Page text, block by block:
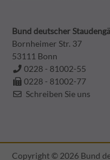
Bund deutscher
Bornheimer Str. 37
53111 Bonn
0228 - 81002-55
0228 - 81002-77
Schreiben Sie uns
Copyright © 2026 Bund